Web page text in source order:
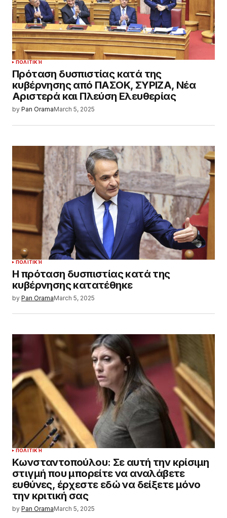
ΠΟΛΙΤΙΚΉ
Πρόταση δυσπιστίας κατά της
κυβέρνησης από ΠΑΣΟΚ, ΣΥΡΙΖΑ, Νέα
Αριστερά και Πλεύση Ελευθερίας
by Pan OramaMarch 5, 2025
ΠΟΛΙΤΙΚΉ
Η πρόταση δυσπιστίας κατά της
κυβέρνησης κατατέθηκε
by Pan OramaMarch 5, 2025
ΠΟΛΙΤΙΚΉ
Κωνσταντοπούλου: Σε αυτή την κρίσιμη
στιγμή που μπορείτε να αναλάβετε
ευθύνες, έρχεστε εδώ να δείξετε μόνο
την κριτική σας
by Pan OramaMarch 5, 2025